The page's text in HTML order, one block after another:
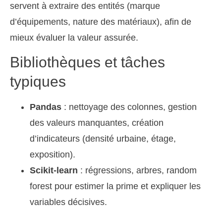
servent à extraire des entités (marque
d’équipements, nature des matériaux), afin de
mieux évaluer la valeur assurée.
Bibliothèques et tâches
typiques
Pandas : nettoyage des colonnes, gestion
des valeurs manquantes, création
d’indicateurs (densité urbaine, étage,
exposition).
Scikit-learn : régressions, arbres, random
forest pour estimer la prime et expliquer les
variables décisives.